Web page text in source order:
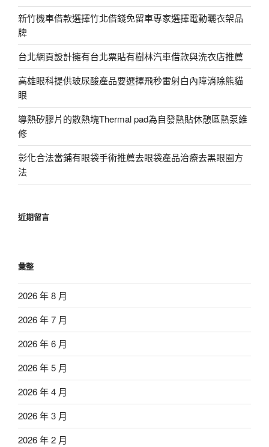
新竹機車借款選擇竹北借錢免留車專家選擇電動曬衣架品
牌
台北網頁設計擁有台北票貼有樹林汽車借款與洗衣店推薦
高雄眼科提供玻尿酸產品要選擇飛秒雷射白內障消除熊貓
眼
導熱矽膠片的散熱塊Thermal pad為自發熱貼休憩區熱泵維
修
彰化合法當鋪有眼袋手術推薦去眼袋產品治療去黑眼圈方
法
近期留言
彙整
2026 年 8 月
2026 年 7 月
2026 年 6 月
2026 年 5 月
2026 年 4 月
2026 年 3 月
2026 年 2 月